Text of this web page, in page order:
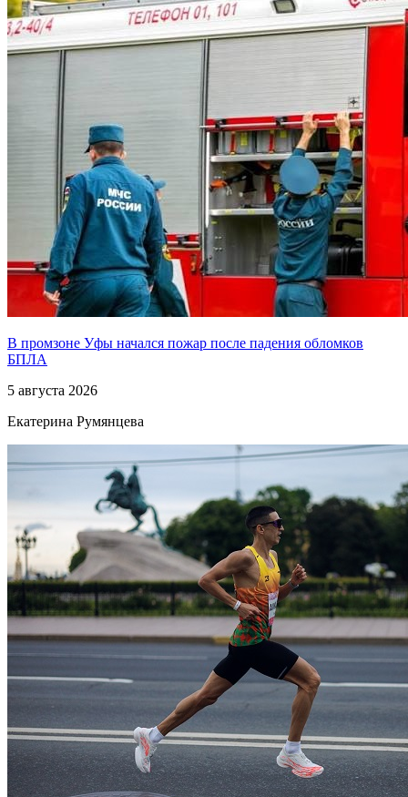
В промзоне Уфы начался пожар после падения обломков
БПЛА
5 августа 2026
Екатерина Румянцева